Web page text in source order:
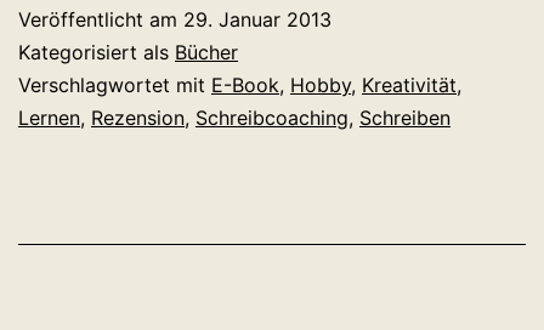
Schneller
Bestseller
–
Bessere!
Veröffentlicht am 29. Januar 2013
Kategorisiert als Bücher
Verschlagwortet mit E-Book, Hobby, Kreativität,
Lernen, Rezension, Schreibcoaching, Schreiben